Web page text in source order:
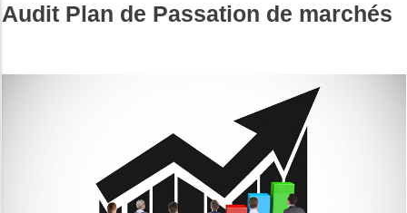
Audit Plan de Passation de marchés